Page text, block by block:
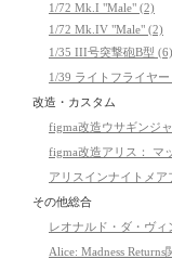
1/72 Mk.I "Male" (2)
1/72 Mk.IV "Male" (2)
1/35 III号突撃砲B型 (6)
1/39 ライトフライヤー
改造・カスタム
figma改造ウサギンジ
figma改造アリス： マ
アリスインナイトメ
その他総合
レオナルド・ダ・ヴィ
Alice: Madness